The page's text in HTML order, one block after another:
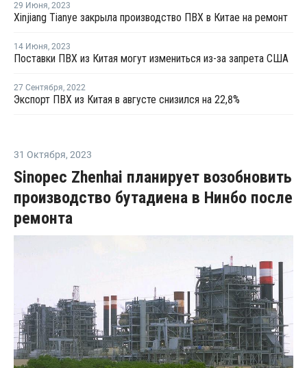
29 Июня, 2023
Xinjiang Tianye закрыла производство ПВХ в Китае на ремонт
14 Июня, 2023
Поставки ПВХ из Китая могут измениться из-за запрета США
27 Сентября, 2022
Экспорт ПВХ из Китая в августе снизился на 22,8%
31 Октября, 2023
Sinopec Zhenhai планирует возобновить
производство бутадиена в Нинбо после
ремонта